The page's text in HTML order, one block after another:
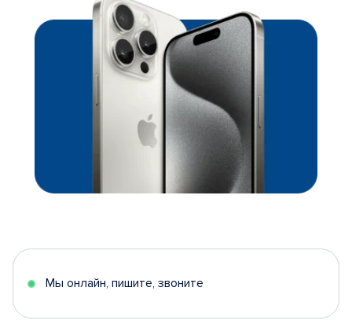
Мы онлайн, пишите, звоните